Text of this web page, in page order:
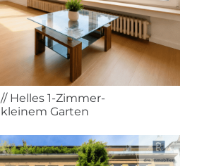
Helles 1-Zimmer-
Garten